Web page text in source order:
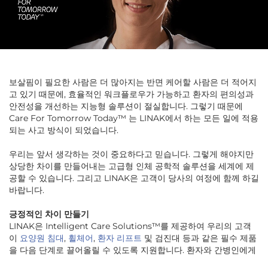
보살핌이 필요한 사람은 더 많아지는 반면 케어할 사람은 더 적어지
고 있기 때문에, 효율적인 워크플로우가 가능하고 환자의 편의성과
안전성을 개선하는 지능형 솔루션이 절실합니다. 그렇기 때문에
Care For Tomorrow Today™ 는 LINAK에서 하는 모든 일에 적용
되는 사고 방식이 되었습니다.
우리는 앞서 생각하는 것이 중요하다고 믿습니다. 그렇게 해야지만
상당한 차이를 만들어내는 고급형 인체 공학적 솔루션을 세계에 제
공할 수 있습니다. 그리고 LINAK은 고객이 당사의 여정에 함께 하길
바랍니다.
긍정적인 차이 만들기
LINAK은 Intelligent Care Solutions™를 제공하여 우리의 고객
이 요양원 침대, 휠체어, 환자 리프트 및 검진대 등과 같은 필수 제품
을 다음 단계로 끌어올릴 수 있도록 지원합니다. 환자와 간병인에게